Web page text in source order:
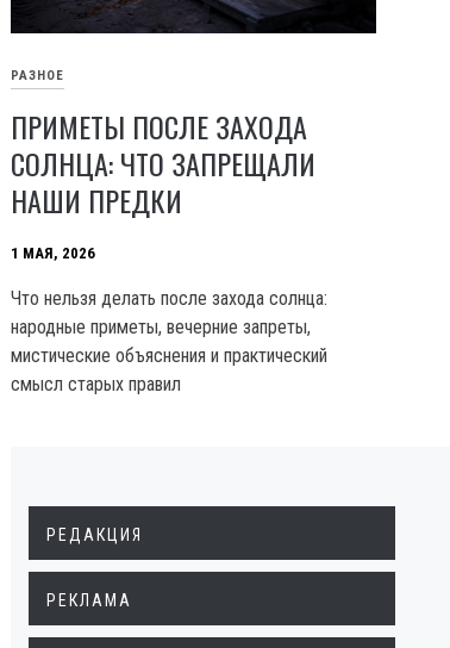
РАЗНОЕ
ПРИМЕТЫ ПОСЛЕ ЗАХОДА
СОЛНЦА: ЧТО ЗАПРЕЩАЛИ
НАШИ ПРЕДКИ
1 МАЯ, 2026
Что нельзя делать после захода солнца:
народные приметы, вечерние запреты,
мистические объяснения и практический
смысл старых правил
РЕДАКЦИЯ
РЕКЛАМА